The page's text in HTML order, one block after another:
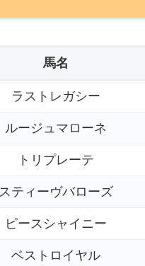
馬名
ラストレガシー
ルージュマローネ
トリプレーテ
スティーヴバローズ
ピースシャイニー
ベストロイヤル